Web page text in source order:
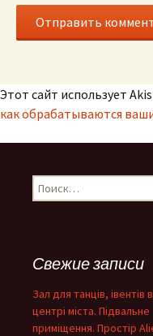
Этот сайт использует
как обрабатываются
Н
а
:Свежие записи
Зал для танців, івентів
центрі міста. Підвальне
приміщення. Простір